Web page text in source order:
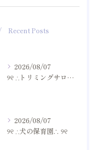
Recent Posts
2026/08/07
୨୧ ∴トリミングサロン∴ ୨୧
2026/08/07
୨୧ ∴犬の保育園∴ ୨୧